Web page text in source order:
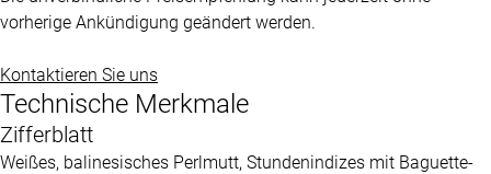
vorherige Ankündigung geändert werden.
Kontaktieren Sie uns
Technische Merkmale
Zifferblatt
Weißes, balinesisches Perlmutt, Stundenindizes mit Baguette-